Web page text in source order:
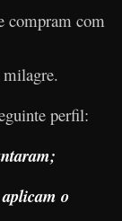
compram com
milagre.
perfil:
o